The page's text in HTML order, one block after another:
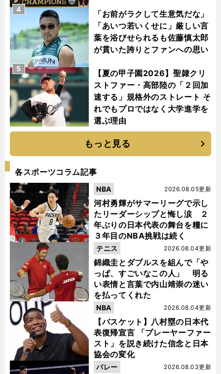
「お前がラクして生意気だな」
「あいつ若いくせに」厳しい言
葉を浴びせられるも佐藤慎太郎
が貫いた誇りとファンへの思い
4
【夏の甲子園2026】聖隷クリ
ストファー・高部陸の「２回加
速する」規格外のストレート そ
れでもプロではなく大学進学を
選ぶ理由
5
もっと見る
各スポーツコラム記事
河村勇輝がサマーリーグで示し
たリーダーシップと悔し涙 ２
年ぶりの日本代表の舞台を糧に
３年目のNBA挑戦は続く
2026.08.05更新
NBA
錦織圭とダブルスを組んで「や
っぱ、すごいなこの人」 明る
い表情と言葉で内山靖崇の迷い
を払ってくれた
2026.08.04更新
テニス
【バスケット】八村塁の日本代
表復帰宣言 「プレーヤーファー
スト」を説き続けた信念と日本
協会の変化
2026.08.04更新
NBA
2026.08.03更新
バレー